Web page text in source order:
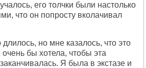
его толчки были настолько
что он попросту вколачивал
но мне казалось, что это
бы хотела, чтобы эта
Я была в экстазе и